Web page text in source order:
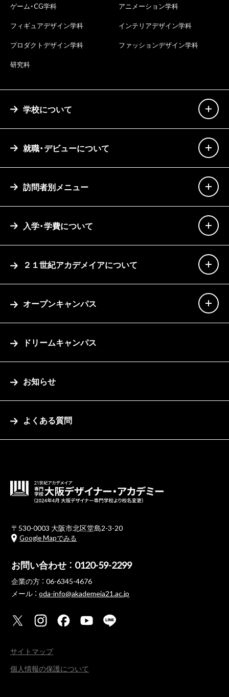
ゲーム・CG学科
アニメーション学科
フィギュアデザイン学科
インテリアデザイン学科
プロダクトデザイン学科
ファッションデザイン学科
研究科
学校について
就職・デビューについて
訪問者別メニュー
入学・学費について
２１世紀アカデメイアについて
オープンキャンパス
ドリームキャンパス
お知らせ
よくある質問
〒530-0003 大阪市北区堂島2-3-20
Google Mapでみる
お問い合わせ ： 0120-59-2299
企業の方 ： 06-6345-4676
メール ：oda-info@akademeia21.ac.jp
サイトマップ
個人情報の保護について